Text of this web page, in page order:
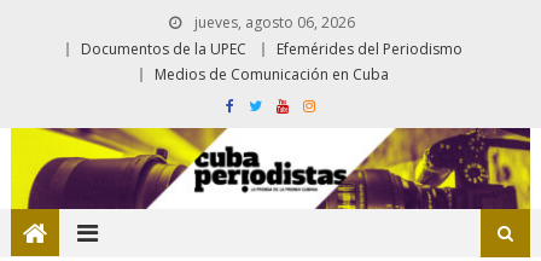
jueves, agosto 06, 2026
Documentos de la UPEC
Efemérides del Periodismo
Medios de Comunicación en Cuba